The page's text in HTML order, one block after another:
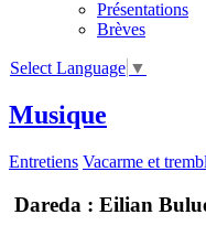
Présentations
Brèves
Select Language ▼
Musique
Entretiens Vacarme et
Dareda : Eilian